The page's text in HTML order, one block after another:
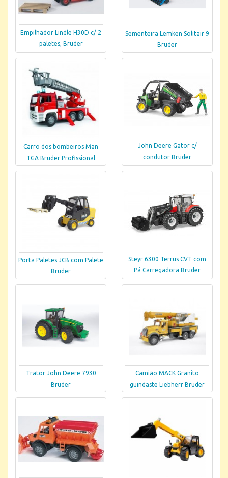
Empilhador Lindle H30D c/ 2
paletes, Bruder
Sementeira Lemken Solitair 9
Bruder
Carro dos bombeiros Man
TGA Bruder Profissional
John Deere Gator c/
condutor Bruder
Porta Paletes JCB com Palete
Bruder
Steyr 6300 Terrus CVT com
Pá Carregadora Bruder
Trator John Deere 7930
Bruder
Camião MACK Granito
guindaste Liebherr Bruder